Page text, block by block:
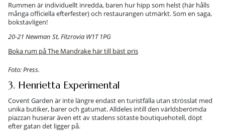
Rummen är individuellt inredda, baren hur hipp som helst (här hålls
många officiella efterfester) och restaurangen utmärkt. Som en saga,
bokstavligen!
20-21 Newman St, Fitzrovia W1T 1PG
Boka rum på The Mandrake här till bäst pris
Foto: Press.
3. Henrietta Experimental
Covent Garden är inte längre endast en turistfälla utan strösslat med
unika butiker, barer och gatumat. Alldeles intill den världsberömda
piazzan huserar även ett av stadens sötaste boutiquehotell, döpt
efter gatan det ligger på.